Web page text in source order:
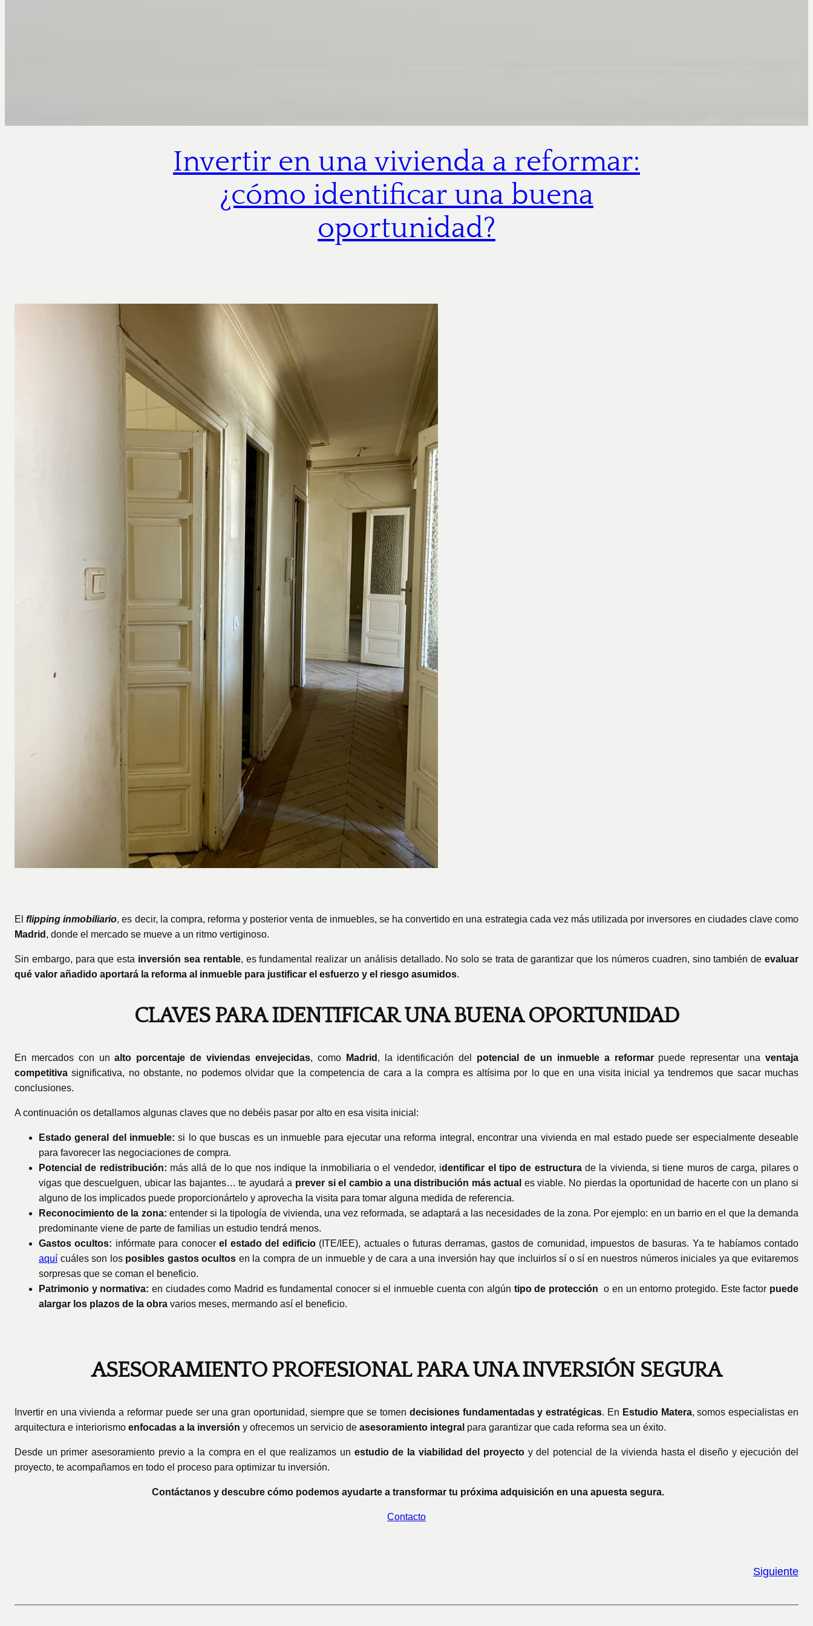
Invertir en una vivienda a reformar:
¿cómo identificar una buena
oportunidad?
Elflipping inmobiliario, es decir, la compra, reforma y posterior venta de inmuebles, se ha convertido en una estrategia cada vez más utilizada por inversores en ciudades clave como
Madrid , donde el mercado se mueve a un ritmo vertiginoso.
Sin embargo, para que esta inversión sea rentable, es fundamental realizar un análisis detallado. No solo se trata de garantizar que los números cuadren, sino también deevaluar
qué valor añadido aportará la reforma al inmueble para justificar el esfuerzo y el riesgo asumidos.
CLAVES PARA IDENTIFICAR UNA BUENA OPORTUNIDAD
En mercados con unalto porcentaje de viviendas envejecidas, como Madrid , la identificación del potencial de un inmueble a reformarpuede representar unaventaja
competitiva significativa, no obstante, no podemos olvidar que la competencia de cara a la compra es altísima por lo que en una visita inicial ya tendremos que sacar muchas
conclusiones.
A continuación os detallamos algunas claves que no debéis pasar por alto en esa visita inicial:
Estado general del inmueble:si lo que buscas es un inmueble para ejecutar una reforma integral, encontrar una vivienda en mal estado puede ser especialmente deseable
para favorecer las negociaciones de compra.
Potencial de redistribución: más allá de lo que nos indique la inmobiliaria o el vendedor, identificar el tipo de estructurade la vivienda, si tiene muros de carga, pilares o
vigas que descuelguen, ubicar las bajantes… te ayudará a prever si el cambio a una distribución más actual es viable. No pierdas la oportunidad de hacerte con un plano si
alguno de los implicados puede proporcionártelo y aprovecha la visita para tomar alguna medida de referencia.
Reconocimiento de la zona: entender si la tipología de vivienda, una vez reformada, se adaptará a las necesidades de la zona. Por ejemplo: en un barrio en el que la demanda
predominante viene de parte de familias un estudio tendrá menos.
Gastos ocultos: infórmate para conocerel estado del edificio(ITE/IEE), actuales o futuras derramas, gastos de comunidad, impuestos de basuras. Ya te habíamos contado
aquí cuáles son los posibles gastos ocultos en la compra de un inmueble y de cara a una inversión hay que incluirlos sí o sí en nuestros números iniciales ya que evitaremos
sorpresas que se coman el beneficio.
Patrimonio y normativa: en ciudades como Madrid es fundamental conocer si el inmueble cuenta con algún tipo de protección o en un entorno protegido. Este factor puede
alargar los plazos de la obra varios meses, mermando así el beneficio.
ASESORAMIENTO PROFESIONAL PARA UNA INVERSIÓN SEGURA
Invertir en una vivienda a reformar puede ser una gran oportunidad, siempre que se tomen decisiones fundamentadas y estratégicas. En Estudio Matera, somos especialistas en
arquitectura e interiorismo enfocadas a la inversión y ofrecemos un servicio de asesoramiento integral para garantizar que cada reforma sea un éxito.
Desde un primer asesoramiento previo a la compra en el que realizamos un estudio de la viabilidad del proyecto y del potencial de la vivienda hasta el diseño y ejecución del
proyecto, te acompañamos en todo el proceso para optimizar tu inversión.
Contáctanos y descubre cómo podemos ayudarte a transformar tu próxima adquisición en una apuesta segura.
Contacto
Siguiente